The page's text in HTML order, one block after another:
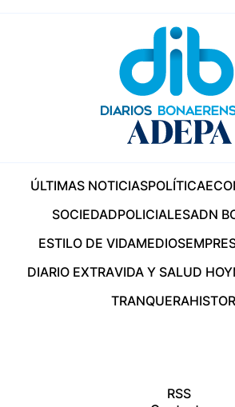
ÚLTIMAS NOTICIASPOLÍTICA
SOCIEDADPOLICIALESADN
ESTILO DE VIDAMEDIOS
DIARIO EXTRAVIDA Y SALUD HOY
TRANQUERA
RSS